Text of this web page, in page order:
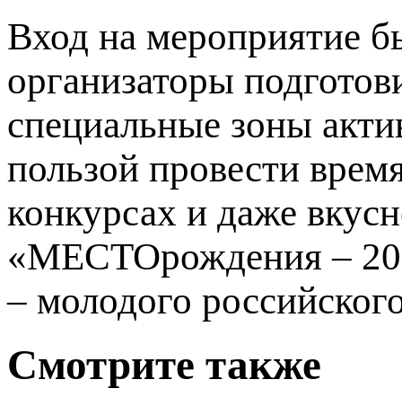
Вход на мероприятие
организаторы
специальные зоны
пользой провести
конкурсах и даже
«МЕСТОрождения –
– молодого
Смотрите также